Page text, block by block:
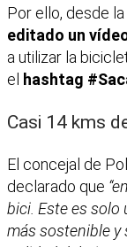
Por ello, desde
editado un
a utilizar la
el hashtag
Casi 14 kms
El concejal de
declarado que
bici. Este es solo
más sostenible y